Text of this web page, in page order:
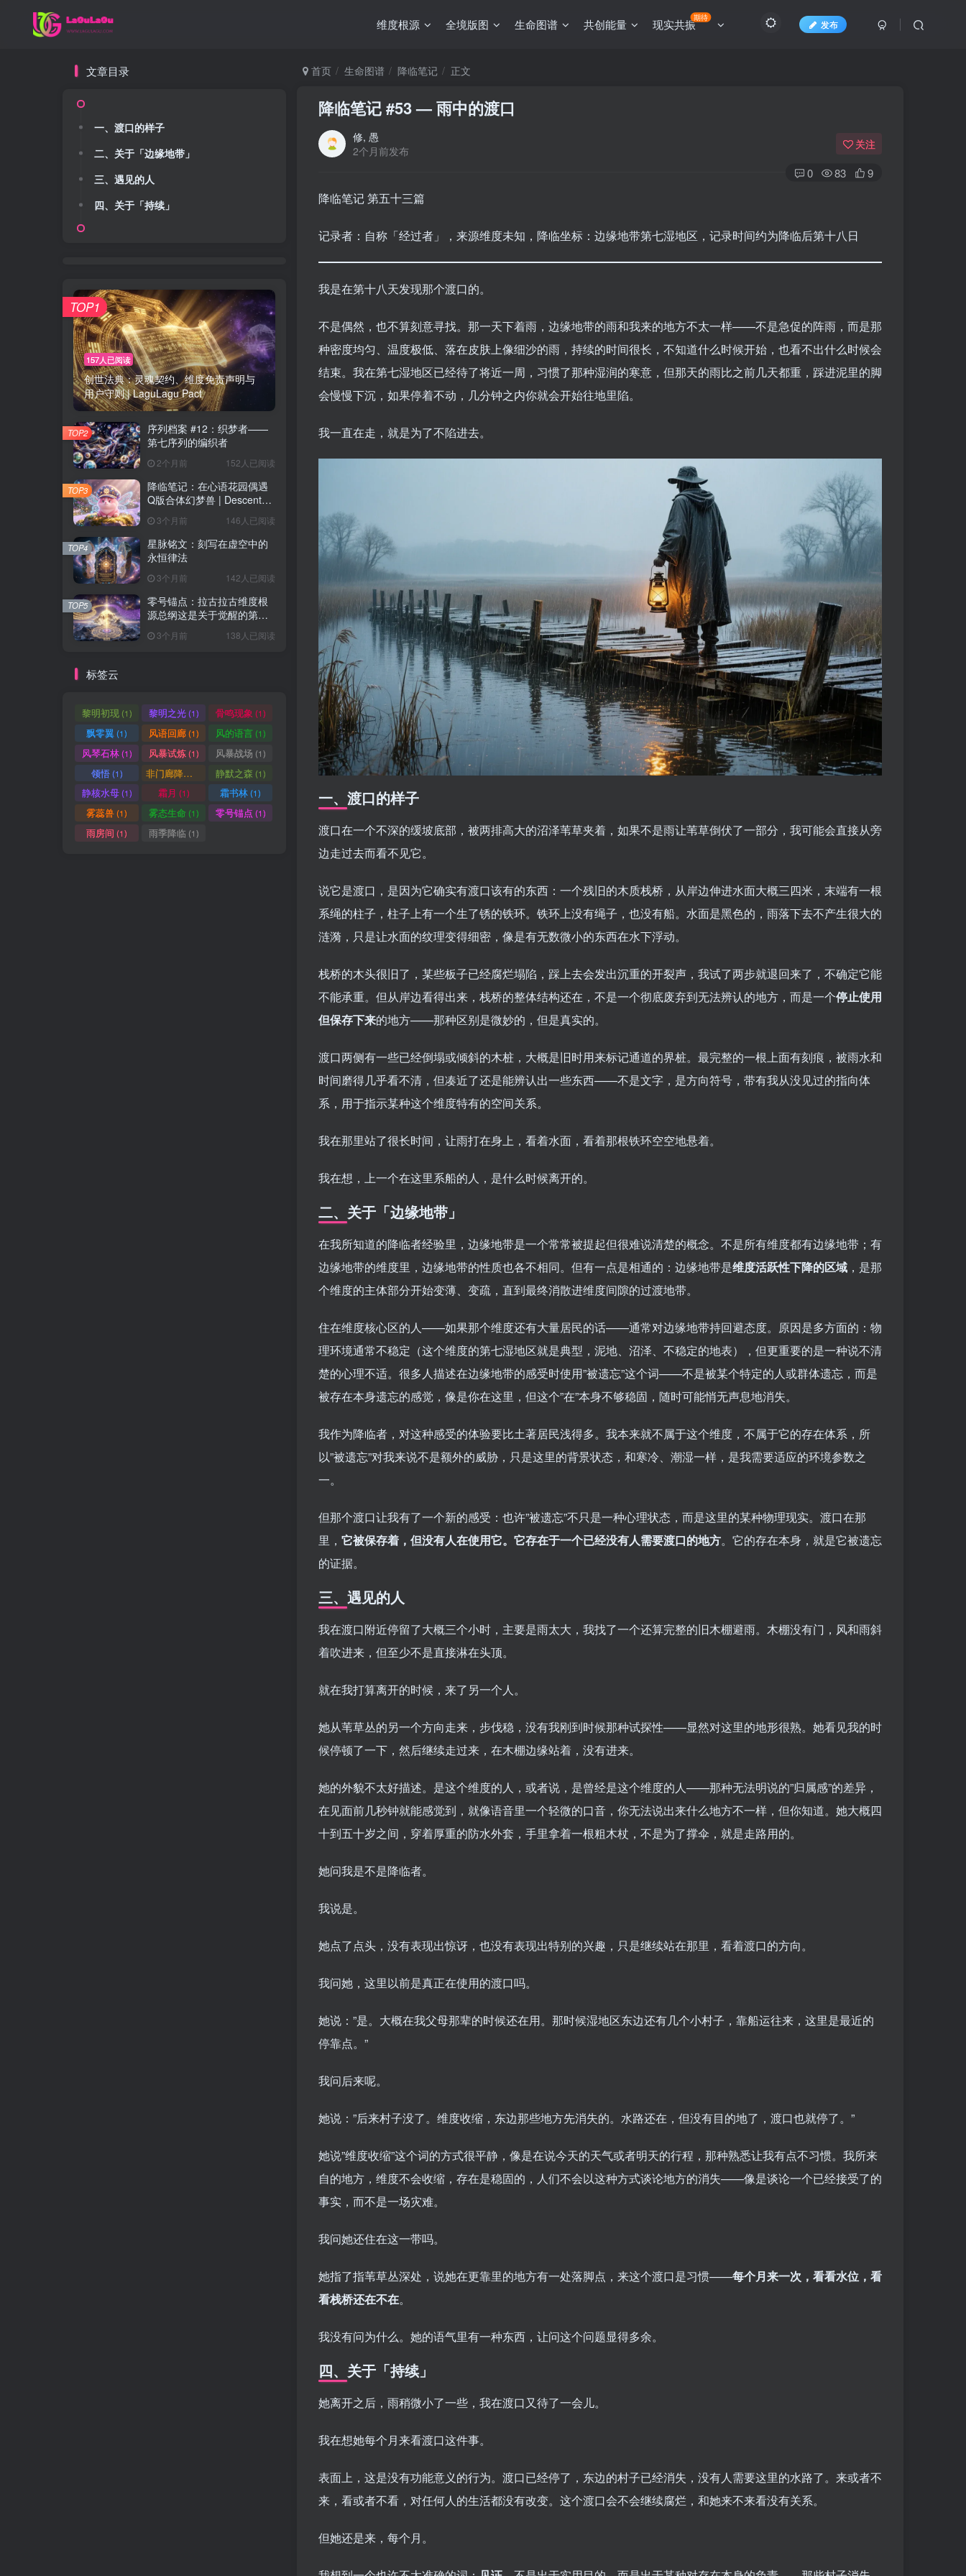
发布
维度根源 全境版图 生命图谱 共创能量 现实共振期待
首页 生命图谱 降临笔记 正文
降临笔记 #53 — 雨中的渡口
修, 愚
2个月前发布
关注
0 83 9
降临笔记 第五十三篇
记录者：自称「经过者」，来源维度未知，降临坐标：边缘地带第七湿地区，记录时间约为降临后第十八日
我是在第十八天发现那个渡口的。
不是偶然，也不算刻意寻找。那一天下着雨，边缘地带的雨和我来的地方不太一样——不是急促的阵雨，而是那
种密度均匀、温度极低、落在皮肤上像细沙的雨，持续的时间很长，不知道什么时候开始，也看不出什么时候会
结束。我在第七湿地区已经待了将近一周，习惯了那种湿润的寒意，但那天的雨比之前几天都重，踩进泥里的脚
会慢慢下沉，如果停着不动，几分钟之内你就会开始往地里陷。
我一直在走，就是为了不陷进去。
一、渡口的样子
渡口在一个不深的缓坡底部，被两排高大的沼泽苇草夹着，如果不是雨让苇草倒伏了一部分，我可能会直接从旁
边走过去而看不见它。
说它是渡口，是因为它确实有渡口该有的东西：一个残旧的木质栈桥，从岸边伸进水面大概三四米，末端有一根
系绳的柱子，柱子上有一个生了锈的铁环。铁环上没有绳子，也没有船。水面是黑色的，雨落下去不产生很大的
涟漪，只是让水面的纹理变得细密，像是有无数微小的东西在水下浮动。
栈桥的木头很旧了，某些板子已经腐烂塌陷，踩上去会发出沉重的开裂声，我试了两步就退回来了，不确定它能
不能承重。但从岸边看得出来，栈桥的整体结构还在，不是一个彻底废弃到无法辨认的地方，而是一个停止使用
但保存下来的地方——那种区别是微妙的，但是真实的。
渡口两侧有一些已经倒塌或倾斜的木桩，大概是旧时用来标记通道的界桩。最完整的一根上面有刻痕，被雨水和
时间磨得几乎看不清，但凑近了还是能辨认出一些东西——不是文字，是方向符号，带有我从没见过的指向体
系，用于指示某种这个维度特有的空间关系。
我在那里站了很长时间，让雨打在身上，看着水面，看着那根铁环空空地悬着。
我在想，上一个在这里系船的人，是什么时候离开的。
二、关于「边缘地带」
在我所知道的降临者经验里，边缘地带是一个常常被提起但很难说清楚的概念。不是所有维度都有边缘地带；有
边缘地带的维度里，边缘地带的性质也各不相同。但有一点是相通的：边缘地带是维度活跃性下降的区域 ，是那
个维度的主体部分开始变薄、变疏，直到最终消散进维度间隙的过渡地带。
住在维度核心区的人——如果那个维度还有大量居民的话——通常对边缘地带持回避态度。原因是多方面的：物
理环境通常不稳定（这个维度的第七湿地区就是典型，泥地、沼泽、不稳定的地表），但更重要的是一种说不清
楚的心理不适。很多人描述在边缘地带的感受时使用”被遗忘”这个词——不是被某个特定的人或群体遗忘，而是
被存在本身遗忘的感觉，像是你在这里，但这个”在”本身不够稳固，随时可能悄无声息地消失。
我作为降临者，对这种感受的体验要比土著居民浅得多。我本来就不属于这个维度，不属于它的存在体系，所
以”被遗忘”对我来说不是额外的威胁，只是这里的背景状态，和寒冷、潮湿一样，是我需要适应的环境参数之
一。
但那个渡口让我有了一个新的感受：也许”被遗忘”不只是一种心理状态，而是这里的某种物理现实。渡口在那
里， 它被保存着，但没有人在使用它。它存在于一个已经没有人需要渡口的地方。它的存在本身，就是它被遗忘
的证据。
三、遇见的人
我在渡口附近停留了大概三个小时，主要是雨太大，我找了一个还算完整的旧木棚避雨。木棚没有门，风和雨斜
着吹进来，但至少不是直接淋在头顶。
就在我打算离开的时候，来了另一个人。
她从苇草丛的另一个方向走来，步伐稳，没有我刚到时候那种试探性——显然对这里的地形很熟。她看见我的时
候停顿了一下，然后继续走过来，在木棚边缘站着，没有进来。
她的外貌不太好描述。是这个维度的人，或者说，是曾经是这个维度的人——那种无法明说的”归属感”的差异，
在见面前几秒钟就能感觉到，就像语音里一个轻微的口音，你无法说出来什么地方不一样，但你知道。她大概四
十到五十岁之间，穿着厚重的防水外套，手里拿着一根粗木杖，不是为了撑伞，就是走路用的。
她问我是不是降临者。
我说是。
她点了点头，没有表现出惊讶，也没有表现出特别的兴趣，只是继续站在那里，看着渡口的方向。
我问她，这里以前是真正在使用的渡口吗。
她说：”是。大概在我父母那辈的时候还在用。那时候湿地区东边还有几个小村子，靠船运往来，这里是最近的
停靠点。”
我问后来呢。
她说：”后来村子没了。维度收缩，东边那些地方先消失的。水路还在，但没有目的地了，渡口也就停了。”
她说”维度收缩”这个词的方式很平静，像是在说今天的天气或者明天的行程，那种熟悉让我有点不习惯。我所来
自的地方，维度不会收缩，存在是稳固的，人们不会以这种方式谈论地方的消失——像是谈论一个已经接受了的
事实，而不是一场灾难。
我问她还住在这一带吗。
她指了指苇草丛深处，说她在更靠里的地方有一处落脚点，来这个渡口是习惯——每个月来一次，看看水位，看
看栈桥还在不在。
我没有问为什么。她的语气里有一种东西，让问这个问题显得多余。
四、关于「持续」
她离开之后，雨稍微小了一些，我在渡口又待了一会儿。
我在想她每个月来看渡口这件事。
表面上，这是没有功能意义的行为。渡口已经停了，东边的村子已经消失，没有人需要这里的水路了。来或者不
来，看或者不看，对任何人的生活都没有改变。这个渡口会不会继续腐烂，和她来不来看没有关系。
但她还是来，每个月。
文章目录
一、渡口的样子
二、关于「边缘地带」
三、遇见的人
四、关于「持续」
157人已阅读
创世法典：灵魂契约、维度免责声明与
用户守则 | LaguLagu Pact
TOP1
序列档案 #12：织梦者——
第七序列的编织者
2个月前 152人已阅读
TOP2
降临笔记：在心语花园偶遇
Q版合体幻梦兽 | Descent
3个月前 146人已阅读
TOP3
星脉铭文：刻写在虚空中的
永恒律法
3个月前 142人已阅读
TOP4
零号锚点：拉古拉古维度根
源总纲这是关于觉醒的第一
的终极坐标。
3个月前 138人已阅读
TOP5
标签云
黎明初现(1) 黎明之光(1) 骨鸣现象 (1)
飘零翼 (1) 风语回廊(1) 风的语言(1)
风琴石林(1) 风暴试炼(1) 风暴战场 (1)
领悟(1) 非门廊降临 静默之森 (1)
静核水母(1) 霜月 (1) 霜书林(1)
雾蕊兽(1) 雾态生命 (1) 零号锚点 (1)
雨房间 (1) 雨季降临 (1)